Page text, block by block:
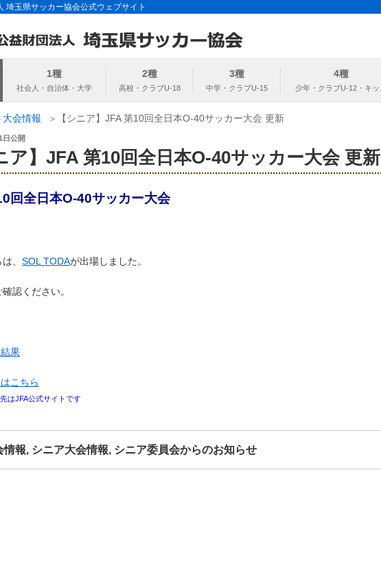
埼玉県サッカー協会公式ウェブサイト
県サッカー協会
1種 2種 3種 4種
大会情報 【シニア】JFA 第10回全日本O-40サッカー大会 更新
日公開
ア】JFA 第10回全日本O-40サッカー大会 更新
回全日本O-40サッカー大会
、 SOL TODAが出場しました。
認ください。
果
こちら
はJFA公式サイトです
情報, シニア大会情報, シニア委員会からのお知らせ